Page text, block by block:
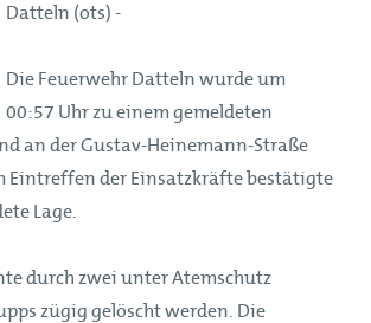
Datteln (ots) -
Die Feuerwehr Datteln wurde um
00:57 Uhr zu einem gemeldeten
an der Gustav-Heinemann-Straße
Eintreffen der Einsatzkräfte bestätigte
Lage.
durch zwei unter Atemschutz
zügig gelöscht werden. Die